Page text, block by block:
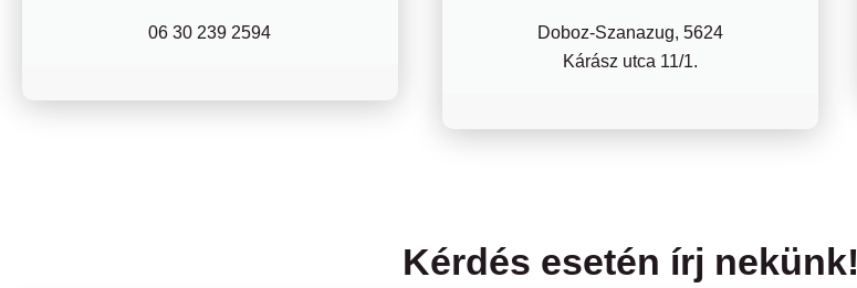
06 30 239 2594
Doboz-Szanazug, 5624
Kárász utca 11/1.
Kérdés esetén írj nekünk!